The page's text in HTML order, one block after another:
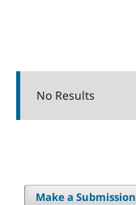
No Results
Make a Submission